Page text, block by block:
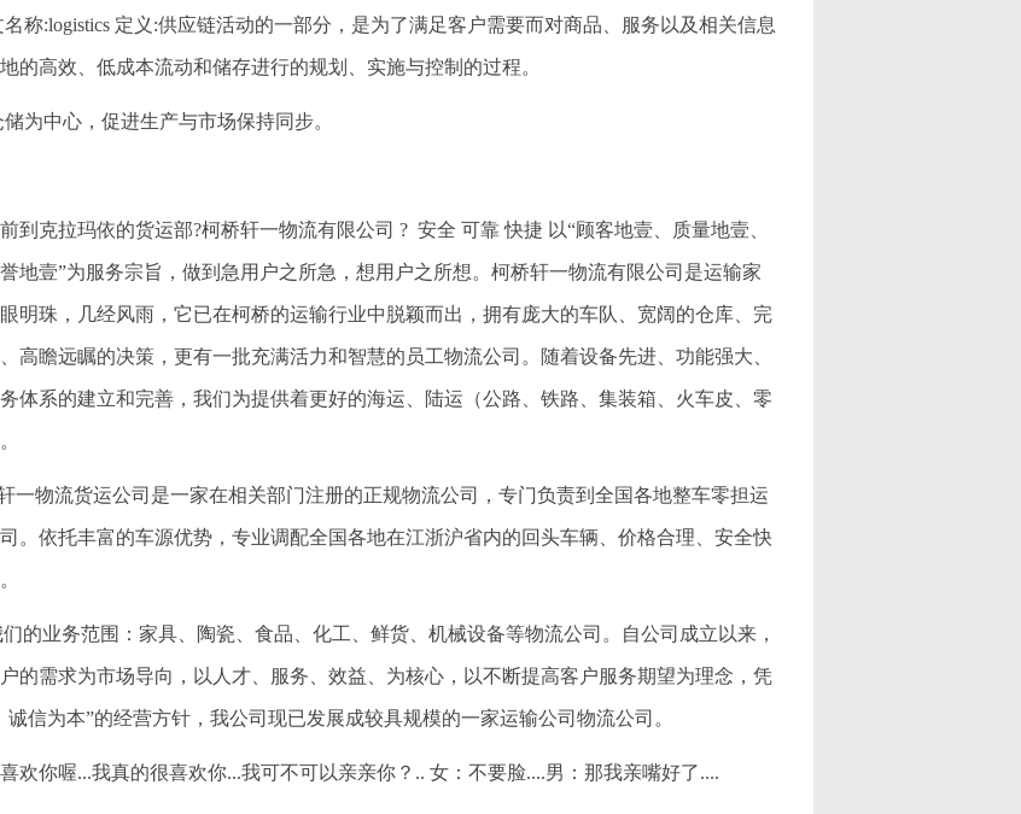
称:logistics 定义:供应链活动的一部分，是为了满足客户需要而对商品、服务以及相关信息
的高效、低成本流动和储存进行的规划、实施与控制的过程。
为中心，促进生产与市场保持同步。
到克拉玛依的货运部?柯桥轩一物流有限公司 ? 安全 可靠 快捷 以“顾客地壹、质量地壹、
地壹”为服务宗旨，做到急用户之所急，想用户之所想。柯桥轩一物流有限公司是运输家
明珠，几经风雨，它已在柯桥的运输行业中脱颖而出，拥有庞大的车队、宽阔的仓库、完
高瞻远瞩的决策，更有一批充满活力和智慧的员工物流公司。随着设备先进、功能强大、
体系的建立和完善，我们为提供着更好的海运、陆运（公路、铁路、集装箱、火车皮、零
一物流货运公司是一家在相关部门注册的正规物流公司，专门负责到全国各地整车零担运
。依托丰富的车源优势，专业调配全国各地在江浙沪省内的回头车辆、价格合理、安全快
们的业务范围：家具、陶瓷、食品、化工、鲜货、机械设备等物流公司。自公司成立以来，
的需求为市场导向，以人才、服务、效益、为核心，以不断提高客户服务期望为理念，凭
诚信为本”的经营方针，我公司现已发展成较具规模的一家运输公司物流公司。
欢你喔...我真的很喜欢你...我可不可以亲亲你？.. 女：不要脸....男：那我亲嘴好了....